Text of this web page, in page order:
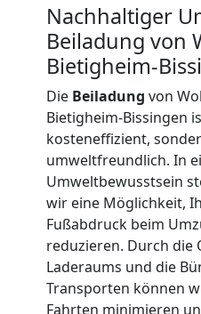
Nachhaltiger
Beiladung von
Bietigheim-
Die Beiladung von
Bietigheim-Bissingen
kosteneffizient,
umweltfreundlich. In
Umweltbewusstsein
wir eine Möglichkeit,
Fußabdruck beim
reduzieren. Durch die
Laderaums und die
Transporten können
Fahrten minimieren
LKW
Möbellift
Wolfsberg
Wolfsberg